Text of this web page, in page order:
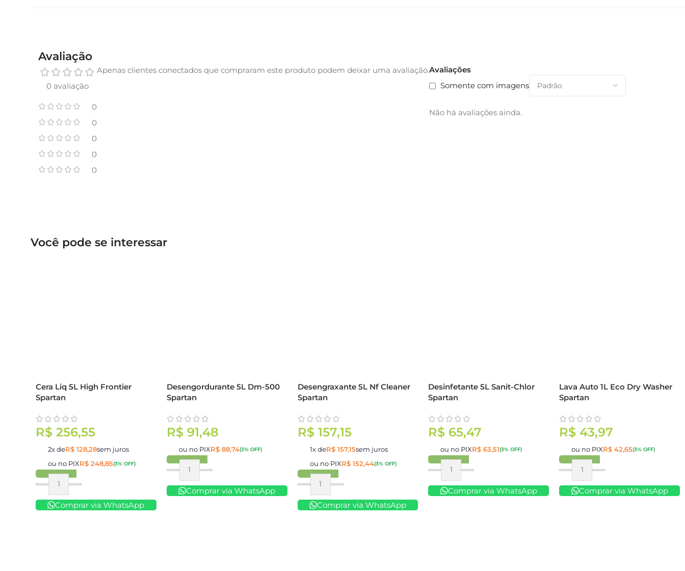
Avaliação
0 avaliação
0
0
0
0
0
Avaliações
Somente com imagens
Não há avaliações ainda.
Apenas clientes conectados que compraram este produto podem deixar uma avaliação.
Você pode se interessar
Cera Liq 5L High Frontier
Spartan
R$ 256,55
2x deR$ 128,28sem juros
ou no PIXR$ 248,85(3% OFF)
Comprar
Comprar via WhatsApp
Desengordurante 5L Dm-500
Spartan
R$91,48
ou no PIXR$88,74(3% OFF)
Comprar
Comprar via WhatsApp
Desengraxante 5L Nf Cleaner
Spartan
R$157,15
1x deR$157,15sem juros
ou no PIXR$152,44(3% OFF)
Comprar
Comprar via WhatsApp
Desinfetante 5L Sanit-Chlor
Spartan
R$ 65,47
ou no PIXR$ 63,51(3% OFF)
Comprar
Comprar via WhatsApp
Lava Auto 1L Eco Dry Washer
Spartan
R$ 43,97
ou no PIXR$ 42,65(3% OFF)
Comprar
Comprar via WhatsApp